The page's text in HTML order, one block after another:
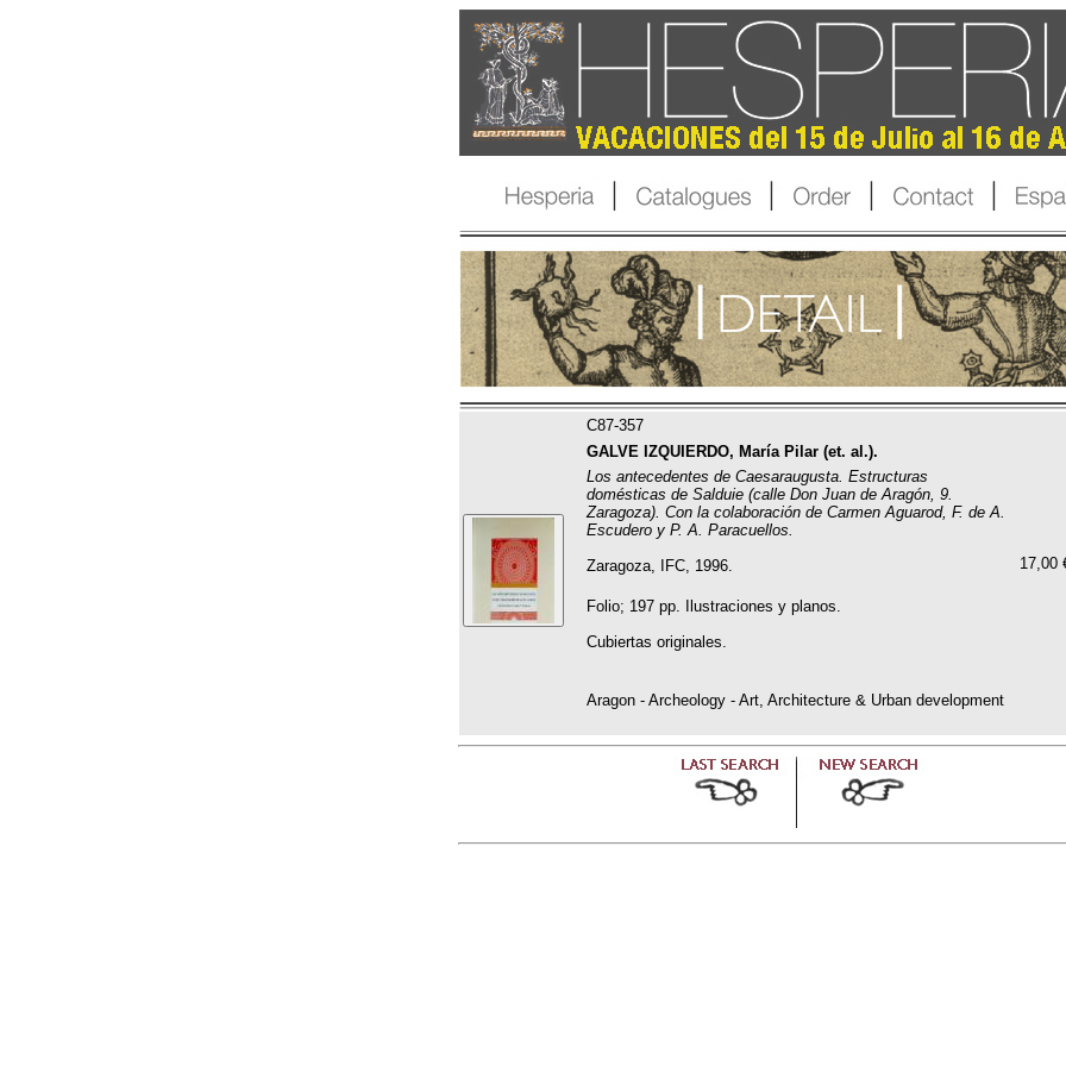
C87-357
GALVE IZQUIERDO, María Pilar (et. al.).
17,00
Los antecedentes de Caesaraugusta. Estructuras
domésticas de Salduie (calle Don Juan de Aragón, 9.
Zaragoza). Con la colaboración de Carmen Aguarod, F. de A.
Escudero y P. A. Paracuellos.
Zaragoza, IFC, 1996.
Folio; 197 pp. Ilustraciones y planos.
Cubiertas originales.
Aragon - Archeology - Art, Architecture & Urban development